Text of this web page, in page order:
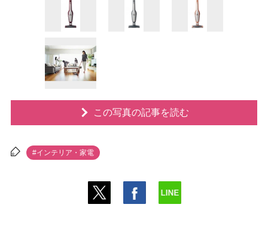
この写真の記事を読む
#インテリア・家電